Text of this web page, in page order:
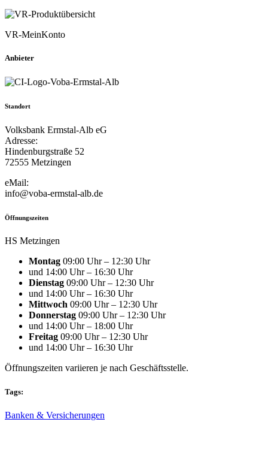
VR-MeinKonto
Anbieter
Standort
Volksbank Ermstal-Alb eG
Adresse:
Hindenburgstraße 52
72555 Metzingen
eMail:
info@voba-ermstal-alb.de
Öffnungszeiten
HS Metzingen
Montag 09:00 Uhr – 12:30 Uhr
und 14:00 Uhr – 16:30 Uhr
Dienstag 09:00 Uhr – 12:30 Uhr
und 14:00 Uhr – 16:30 Uhr
Mittwoch 09:00 Uhr – 12:30 Uhr
Donnerstag 09:00 Uhr – 12:30 Uhr
und 14:00 Uhr – 18:00 Uhr
Freitag 09:00 Uhr – 12:30 Uhr
und 14:00 Uhr – 16:30 Uhr
Öffnungszeiten variieren je nach Geschäftsstelle.
Tags:
Banken & Versicherungen